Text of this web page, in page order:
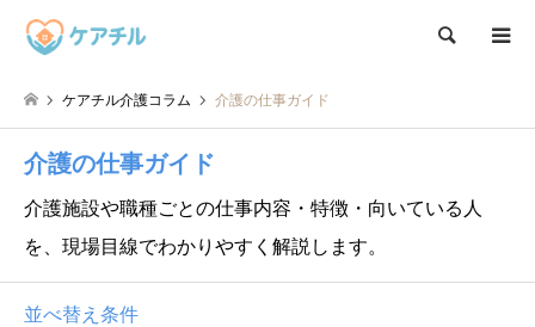
検索
ケアチル介護コラム 介護の仕事ガイド
介護の仕事ガイド
介護施設や職種ごとの仕事内容・特徴・向いている人
を、現場目線でわかりやすく解説します。
並べ替え条件